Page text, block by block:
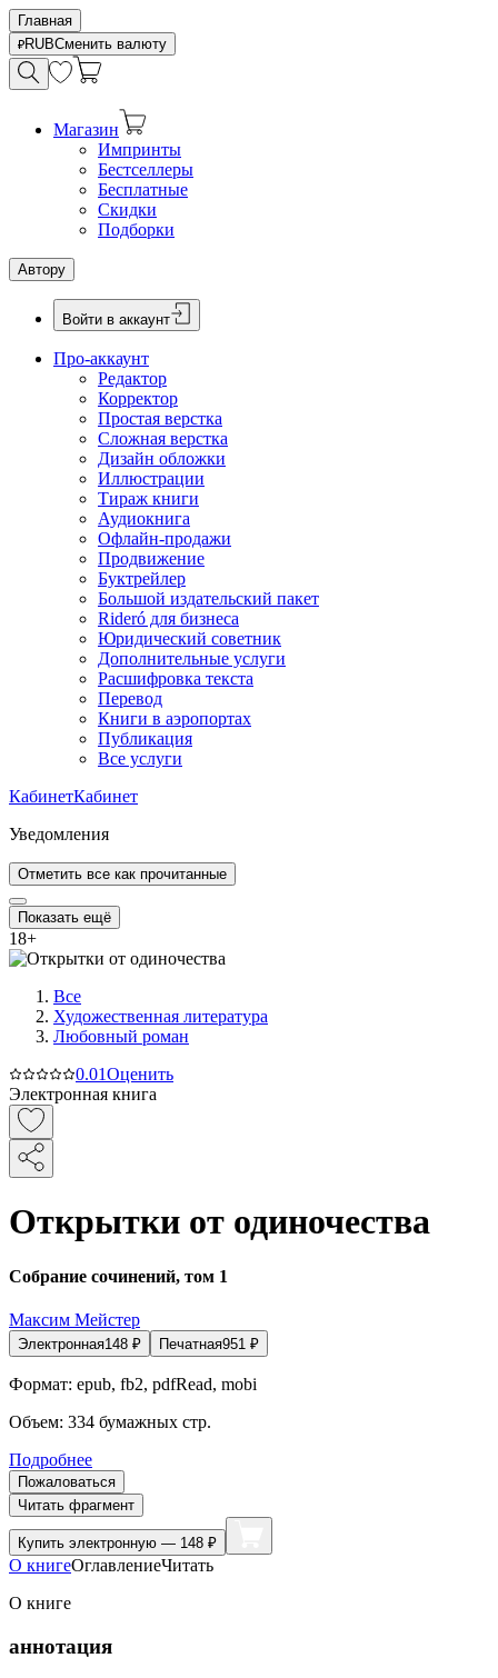
Главная
RUBСменить валюту
Магазин
Импринты
Бестселлеры
Бесплатные
Скидки
Подборки
Автору
Войти в аккаунт
Про-аккаунт
Редактор
Корректор
Простая верстка
Сложная верстка
Дизайн обложки
Иллюстрации
Тираж книги
Аудиокнига
Офлайн-продажи
Продвижение
Буктрейлер
Большой издательский пакет
Rideró для бизнеса
Юридический советник
Дополнительные услуги
Расшифровка текста
Перевод
Книги в аэропортах
Публикация
Все услуги
КабинетКабинет
Уведомления
Отметить все как прочитанные
Показать ещё
18+
Все
Художественная литература
Любовный роман
0.01Оценить
Электронная книга
Открытки от одиночества
Собрание сочинений, том 1
Максим Мейстер
Электронная148 ₽ Печатная951 ₽
Формат: epub, fb2, pdfRead, mobi
Объем: 334 бумажных стр.
Подробнее
Пожаловаться
Читать фрагмент
Купить электронную — 148 ₽
О книгеОглавлениеЧитать
О книге
аннотация